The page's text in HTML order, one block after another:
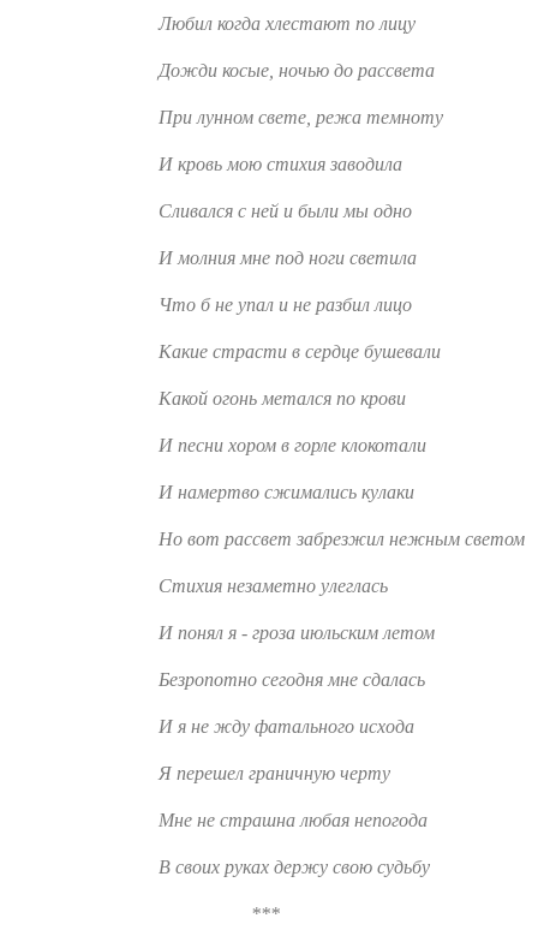
Любил когда хлестают по лицу
Дожди косые, ночью до рассвета
При лунном свете, режа темноту
И кровь мою стихия заводила
Сливался с ней и были мы одно
И молния мне под ноги светила
Что б не упал и не разбил лицо
Какие страсти в сердце бушевали
Какой огонь метался по крови
И песни хором в горле клокотали
И намертво сжимались кулаки
Но вот рассвет забрезжил нежным светом
Стихия незаметно улеглась
И понял я - гроза июльским летом
Безропотно сегодня мне сдалась
И я не жду фатального исхода
Я перешел граничную черту
Мне не страшна любая непогода
В своих руках держу свою судьбу
***